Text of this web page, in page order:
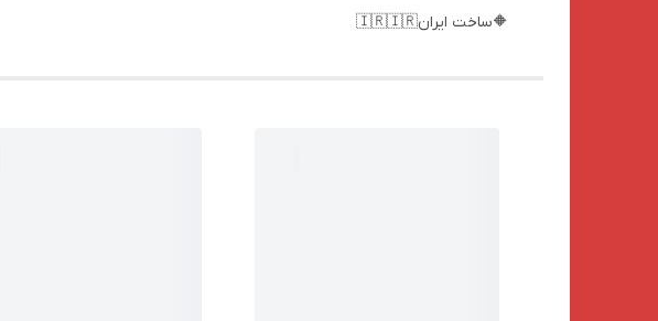
🔶ساخت ایران🇮🇷🇮🇷